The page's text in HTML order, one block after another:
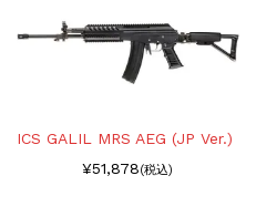
ICS GALIL MRS AEG (JP Ver.)
¥51,878(税込)